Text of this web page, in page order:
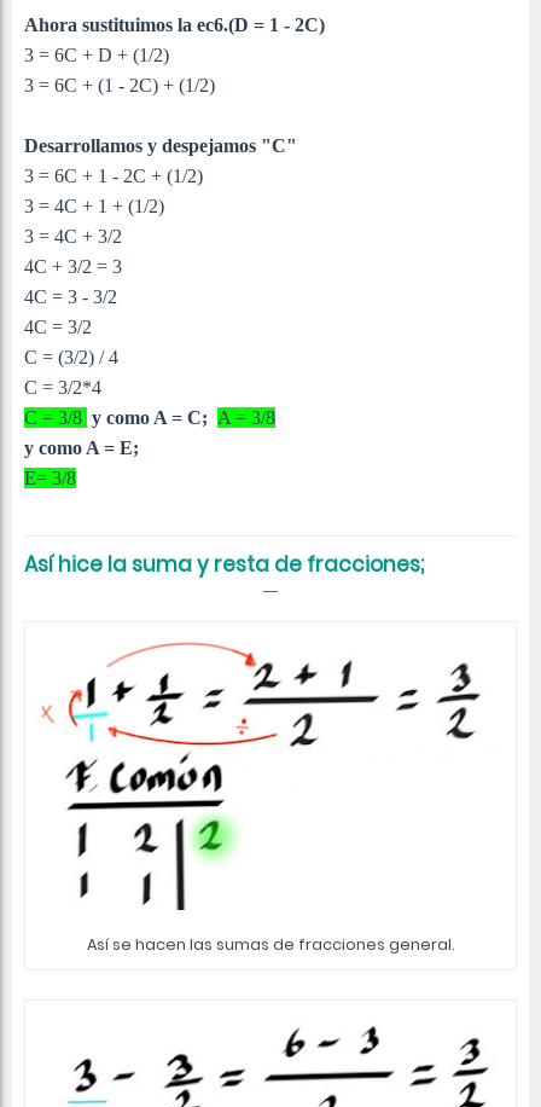
Ahora sustituimos la ec6.(D = 1 - 2C)
3 = 6C + D + (1/2)
3 = 6C + (1 - 2C) + (1/2)
Desarrollamos y despejamos "C"
3 = 6C + 1 - 2C + (1/2)
3 = 4C + 1 + (1/2)
3 = 4C + 3/2
4C + 3/2 = 3
4C = 3 - 3/2
4C = 3/2
C = (3/2) / 4
C = 3/2*4
C = 3/8 y como A = C; A = 3/8
y como A = E;
E= 3/8
Así hice la suma y resta de fracciones;
Así se hacen las sumas de fracciones general.